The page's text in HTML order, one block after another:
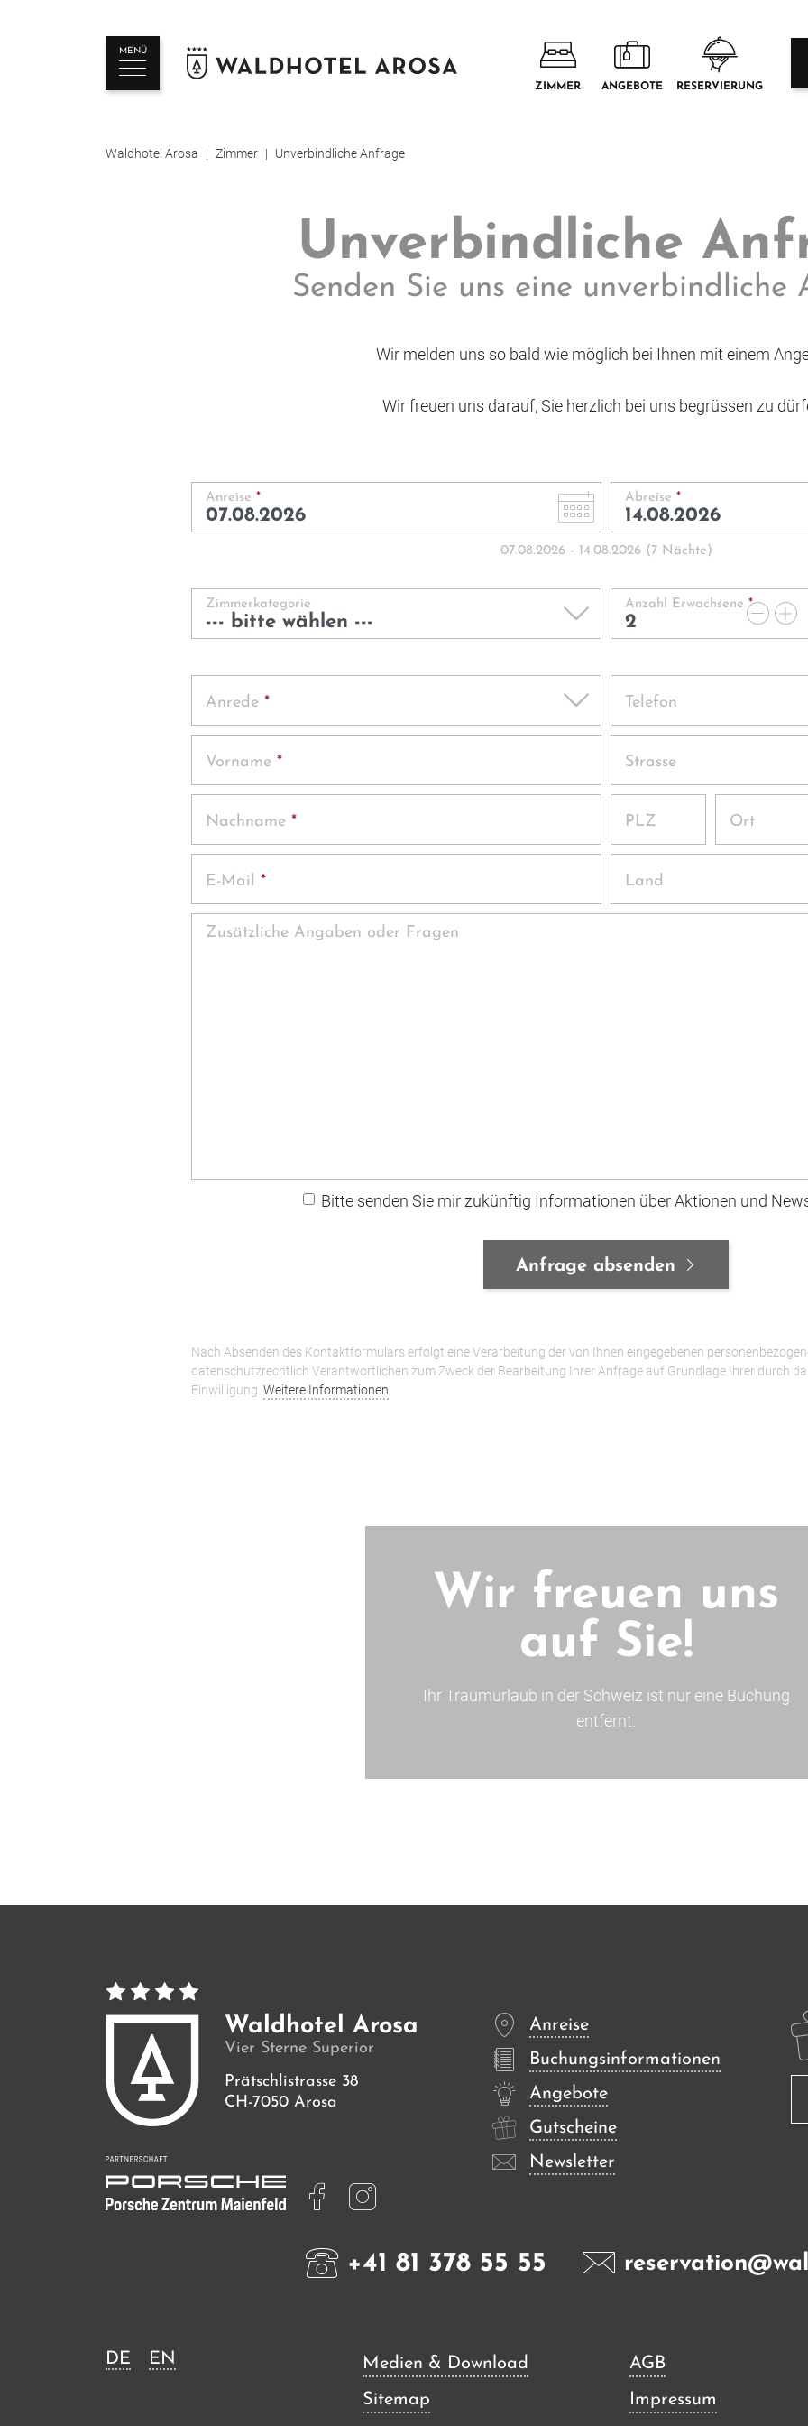
MENÜ
ZIMMER ANGEBOTE RESERVIERUNG
Waldhotel Arosa Zimmer Unverbindliche Anfrage
Unverbindliche
Senden Sie uns eine unverbindliche
Wir melden uns so bald wie möglich bei Ihnen mit einem
Wir freuen uns darauf, Sie herzlich bei uns begrüssen zu
Anreise * Abreise *
07.08.2026- 14.08.2026( 7 Nächte )
Zimmerkategorie Anzahl Erwachsene *
Anrede *
Vorname *
Nachname *
E-Mail *
Telefon
Strasse
PLZ Ort
Land
Zusätzliche Angaben oder Fragen
Bitte senden Sie mir zukünftig Informationen über Aktionen und
Anfrage absenden
Nach Absenden des Kontaktformulars erfolgt eine Verarbeitung der von Ihnen eingegebenen
datenschutzrechtlich Verantwortlichen zum Zweck der Bearbeitung Ihrer Anfrage auf Grundlage Ihrer durch
Einwilligung. Weitere Informationen
Wir freuen uns
auf Sie!
Ihr Traumurlaub in der Schweiz ist nur eine Buchung
entfernt.
Waldhotel Arosa
Vier Sterne Superior
Prätschlistrasse 38
CH-7050 Arosa
Anreise
Buchungsinformationen
Angebote
Gutscheine
Newsletter
+41 81 378 55 55
DE EN Medien & Download AGB
Sitemap
Impressum